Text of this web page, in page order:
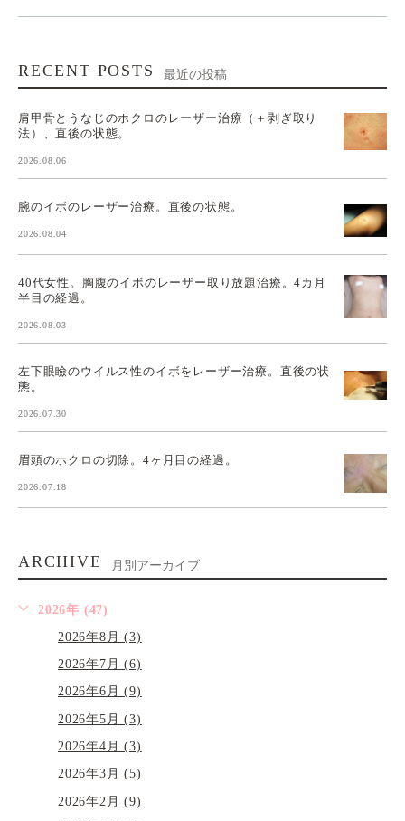
RECENT POSTS 最近の投稿
肩甲骨とうなじのホクロのレーザー治療（＋剥ぎ取り
法）、直後の状態。
2026.08.06
腕のイボのレーザー治療。直後の状態。
2026.08.04
40代女性。胸腹のイボのレーザー取り放題治療。4カ月
半目の経過。
2026.08.03
左下眼瞼のウイルス性のイボをレーザー治療。直後の状
態。
2026.07.30
眉頭のホクロの切除。4ヶ月目の経過。
2026.07.18
ARCHIVE 月別アーカイブ
2026年 (47)
2026年8月 (3)
2026年7月 (6)
2026年6月 (9)
2026年5月 (3)
2026年4月 (3)
2026年3月 (5)
2026年2月 (9)